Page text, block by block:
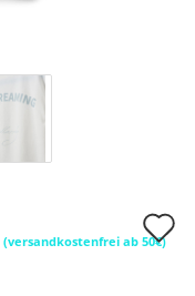
(versandkostenfrei ab 50€)